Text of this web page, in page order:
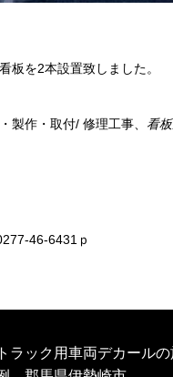
板を2本設置致しました。
製作・取付/ 修理工事、 看
46-6431ｐ
トラック用車両デカール